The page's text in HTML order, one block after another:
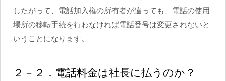
したがって、電話加入権の所有者が違っても、電話の使用
場所の移転手続を行わなければ電話番号は変更されないと
いうことになります。
２－２．電話料金は社長に払うのか？